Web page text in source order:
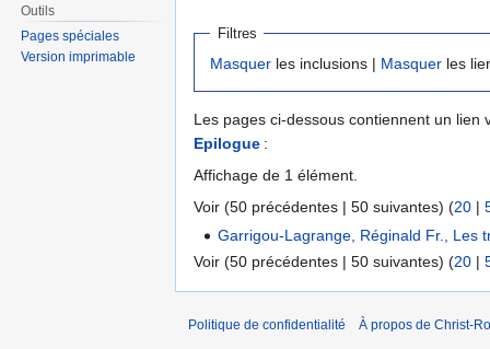
Filtres
Masquer les inclusions | Masquer les
Les pages ci-dessous contiennent un lien
Epilogue :
Affichage de 1 élément.
Voir (50 précédentes | 50 suivantes) (20 |
Garrigou-Lagrange, Réginald Fr., Les
Voir (50 précédentes | 50 suivantes) (20 |
Outils
Pages spéciales
Version imprimable
Politique de confidentialité À propos de Christ-